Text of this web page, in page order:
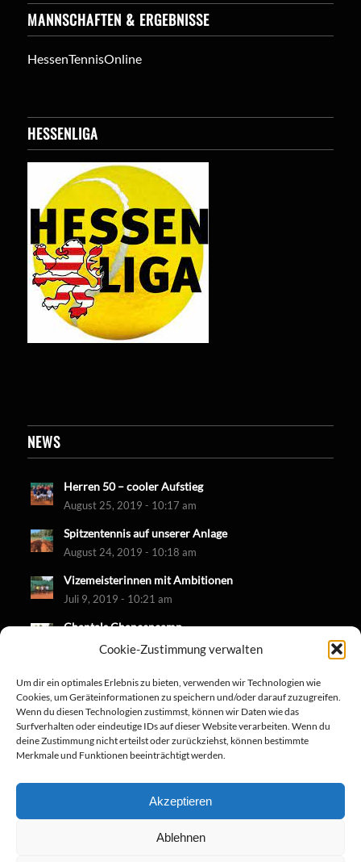
Cookie-Zustimmung verwalten
Um dir ein optimales Erlebnis zu bieten, verwenden wir Technologien wie
Cookies, um Geräteinformationen zu speichern und/oder darauf zuzugreifen.
Wenn du diesen Technologien zustimmst, können wir Daten wie das
Surfverhalten oder eindeutige IDs auf dieser Website verarbeiten. Wenn du
deine Zustimmung nicht erteilst oder zurückziehst, können bestimmte
Merkmale und Funktionen beeinträchtigt werden.
Akzeptieren
Ablehnen
MANNSCHAFTEN & ERGEBNISSE
HessenTennisOnline
HESSENLIGA
NEWS
Herren 50 – cooler Aufstieg
August 25, 2019 - 10:17 am
Spitzentennis auf unserer Anlage
August 24, 2019 - 10:18 am
Vizemeisterinnen mit Ambitionen
Juli 9, 2019 - 10:21 am
Chantals Chancencamp
Juni 30, 2019 - 10:18 am